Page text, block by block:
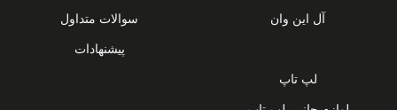
آل این وان
لپ تاپ
سوالات متداول
پیشنهادات